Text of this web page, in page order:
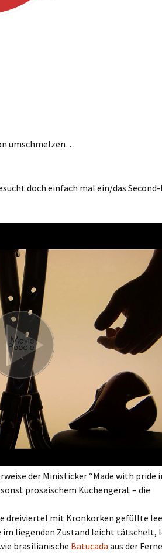
umschmelzen…
doch einfach mal ein/das
der Ministicker “Made with pride
prosaischem Küchengerät – die
dreiviertel mit Kronkorken gefüllte
im liegenden Zustand leicht tätschelt,
brasilianische Batucada aus der